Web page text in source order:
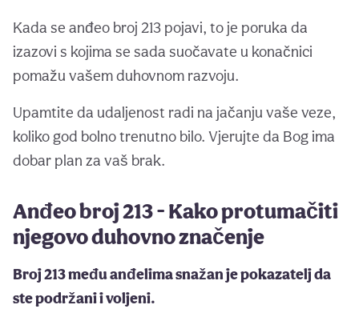
Kada se anđeo broj 213 pojavi, to je poruka da
izazovi s kojima se sada suočavate u konačnici
pomažu vašem duhovnom razvoju.
Upamtite da udaljenost radi na jačanju vaše veze,
koliko god bolno trenutno bilo. Vjerujte da Bog ima
dobar plan za vaš brak.
Anđeo broj 213 - Kako protumačiti
njegovo duhovno značenje
Broj 213 među anđelima snažan je pokazatelj da
ste podržani i voljeni.